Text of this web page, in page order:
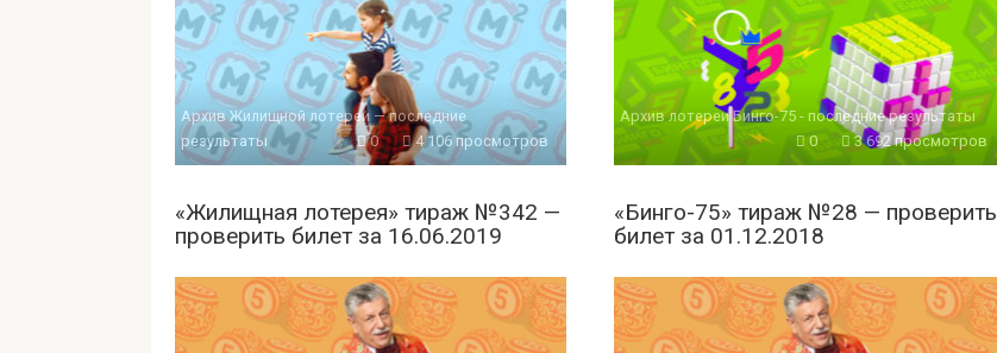
Архив Жилищной лотереи — последние
результаты
0 4 106 просмотров
«Жилищная лотерея» тираж №342 —
проверить билет за 16.06.2019
Архив лотереи Бинго-75 - последние результаты
0
3 692 просмотров
«Бинго-75» тираж №28 — проверить
билет за 01.12.2018